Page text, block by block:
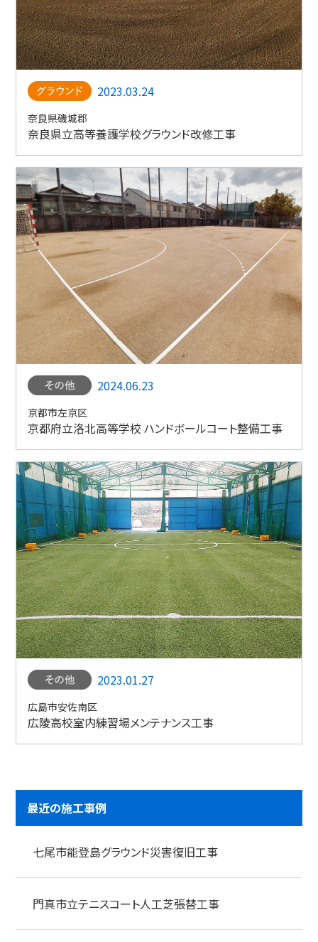
2023.03.24
奈良県磯城郡
奈良県立高等養護学校グラウンド改修工事
2024.06.23
京都市左京区
京都府立洛北高等学校 ハンドボールコート整備工事
2023.01.27
広島市安佐南区
広陵高校室内練習場メンテナンス工事
最近の施工事例
七尾市能登島グラウンド災害復旧工事
門真市立テニスコート人工芝張替工事